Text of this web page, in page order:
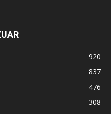
920
837
476
308